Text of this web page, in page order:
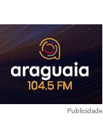
Publicidade